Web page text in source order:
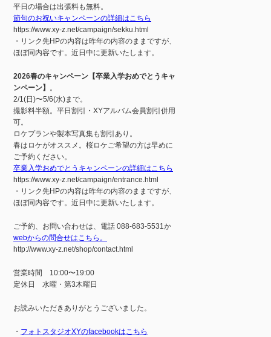
平日の場合は出張料も無料。
節句のお祝いキャンペーンの詳細はこちら
https://www.xy-z.net/campaign/sekku.html
・リンク先HPの内容は昨年の内容のままですが、
ほぼ同内容です。近日中に更新いたします。
2026春のキャンペーン【卒業入学おめでとうキャ
ンペーン】
。
2/1(日)〜5/6(水)まで。
撮影料半額。平日割引・XYアルバム会員割引併用
可。
ロケプランや製本写真集も割引あり。
春はロケがオススメ。桜ロケご希望の方は早めに
ご予約ください。
卒業入学おめでとうキャンペーンの詳細はこちら
https://www.xy-z.net/campaign/entrance.html
・リンク先HPの内容は昨年の内容のままですが、
ほぼ同内容です。近日中に更新いたします。
ご予約、お問い合わせは、電話 088-683-5531か
webからの問合せはこちら。
http://www.xy-z.net/shop/contact.html
営業時間 10:00〜19:00
定休日 水曜・第3木曜日
お読みいただきありがとうございました。
・ フォトスタジオXYのfacebookはこちら